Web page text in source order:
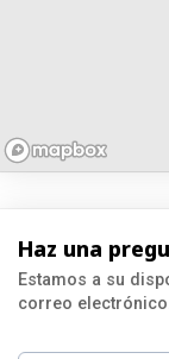
Haz una
Estamos a su
correo